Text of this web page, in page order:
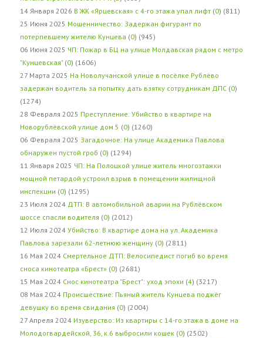
14 Января 2026 В ЖК «Ярцевская» с 4-го этажа упал лифт (0) (811)
25 Июня 2025 Мошенничество: Задержан фигурант по
потерпевшему жителю Кунцева (0) (945)
06 Июня 2025 ЧП: Пожар в БЦ на улице Молдавская рядом с метро
"Кунцевская" (0) (1606)
27 Марта 2025 На Новолучанской улице в посёлке Рублёво
задержан водитель за попытку дать взятку сотрудникам ДПС (0)
(1274)
28 Февраля 2025 Преступление: Убийство в квартире на
Новорублёвской улице дом 5 (0) (1260)
06 Февраля 2025 Загадочное: На улице Академика Павлова
обнаружен пустой гроб (0) (1294)
11 Января 2025 ЧП: На Полоцкой улице житель многоэтажки
мощной петардой устроил взрыв в помещении жилищной
инспекции (0) (1295)
23 Июля 2024 ДТП: В автомобильной аварии на Рублёвском
шоссе спасли водителя (0) (2012)
12 Июля 2024 Убийство: В квартире дома на ул. Академика
Павлова зарезали 62-летнюю женщину (0) (2811)
16 Мая 2024 Смертельное ДТП: Велосипедист погиб во время
сноса кинотеатра «Брест» (0) (2681)
15 Мая 2024 Снос кинотеатра "Брест": уход эпохи (4) (3217)
08 Мая 2024 Происшествие: Пьяный житель Кунцева поджёг
девушку во время свидания (0) (2004)
27 Апреля 2024 Изуверство: Из квартиры с 14-го этажа в доме на
Молодогвардейской, 36, к.6 выбросили кошек (0) (2502)